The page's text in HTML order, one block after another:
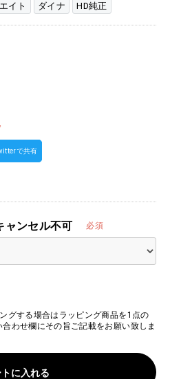
イト ダイナ HD純正
で共有
ャンセル不可 必須
グする場合はラッピング商品を1点の
わせ欄にその旨ご記載をお願い致しま
に入れる